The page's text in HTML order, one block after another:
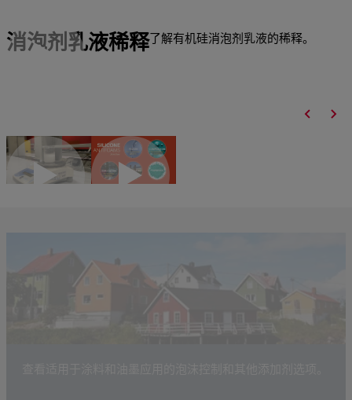
消泡剂乳液稀释了解有机硅消泡剂乳液的稀释。